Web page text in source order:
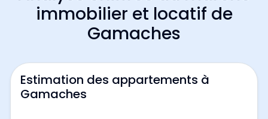
immobilier et locatif de
Gamaches
Estimation des appartements à
Gamaches